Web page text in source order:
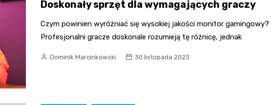
Doskonały sprzęt dla wymagających graczy
Czym powinien wyróżniać się wysokiej jakości monitor gamingowy?
Profesjonalni gracze doskonale rozumieją tę różnicę, jednak
Dominik Marcinkowski 30 listopada 2023